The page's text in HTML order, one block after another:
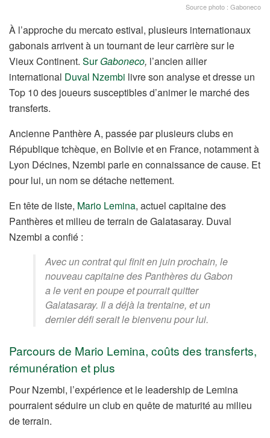
Source photo : Gaboneco
À l’approche du mercato estival, plusieurs internationaux
gabonais arrivent à un tournant de leur carrière sur le
Vieux Continent. SurGaboneco, l’ancien ailier
international Duval Nzembi livre son analyse et dresse un
Top 10 des joueurs susceptibles d’animer le marché des
transferts.
Ancienne Panthère A, passée par plusieurs clubs en
République tchèque, en Bolivie et en France, notamment à
Lyon Décines, Nzembi parle en connaissance de cause. Et
pour lui, un nom se détache nettement.
En tête de liste, Mario Lemina, actuel capitaine des
Panthères et milieu de terrain de Galatasaray. Duval
Nzembi a confié :
Avec un contrat qui finit en juin prochain, le
nouveau capitaine des Panthères du Gabon
a le vent en poupe et pourrait quitter
Galatasaray. Il a déjà la trentaine, et un
dernier défi serait le bienvenu pour lui.
Parcours de Mario Lemina, coûts des transferts,
rémunération et plus
Pour Nzembi, l’expérience et le leadership de Lemina
pourraient séduire un club en quête de maturité au milieu
de terrain.